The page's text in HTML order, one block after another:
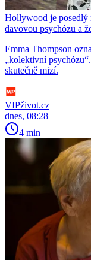
Hollywood je posedlý
davovou psychózu a
Emma Thompson
„kolektivní
skutečně mizí.
VIPživot.cz
dnes, 08:28
4 min